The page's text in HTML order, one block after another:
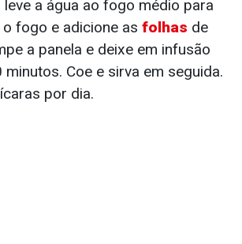
leve a água ao fogo médio para
fogo e adicione as folhas de
a panela e deixe em infusão
Coe e sirva em seguida.
por dia.